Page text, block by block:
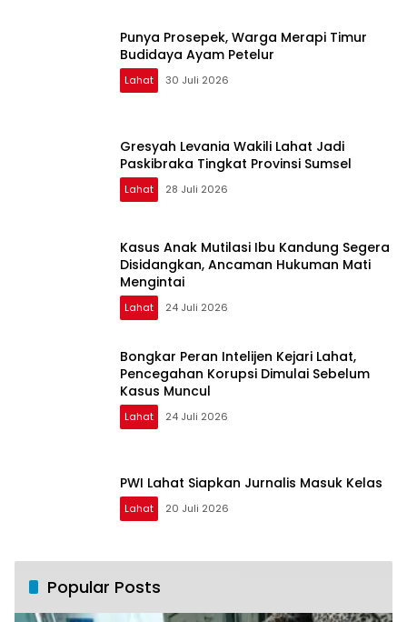
Punya Prosepek, Warga Merapi Timur
Budidaya Ayam Petelur
Lahat 30 Juli 2026
Gresyah Levania Wakili Lahat Jadi
Paskibraka Tingkat Provinsi Sumsel
Lahat 28 Juli 2026
Kasus Anak Mutilasi Ibu Kandung Segera
Disidangkan, Ancaman Hukuman Mati
Mengintai
Lahat 24 Juli 2026
Bongkar Peran Intelijen Kejari Lahat,
Pencegahan Korupsi Dimulai Sebelum
Kasus Muncul
Lahat 24 Juli 2026
PWI Lahat Siapkan Jurnalis Masuk Kelas
Lahat 20 Juli 2026
Popular Posts